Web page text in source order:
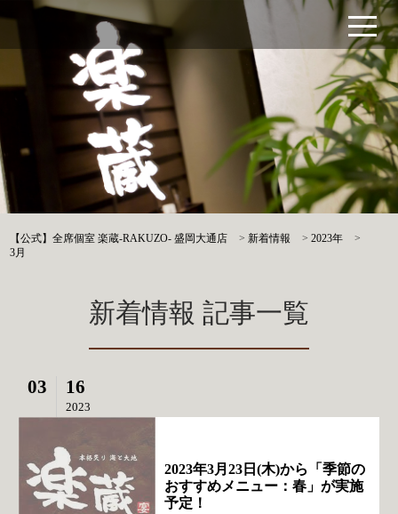
【公式】全席個室 楽蔵‐RAKUZO‐ 盛岡大通店 >新着情報 >2023年
>
3月
新着情報 記事一覧
03 16
2023
2023年3月23日(木)から「季節の
おすすめメニュー：春」が実施
予定！